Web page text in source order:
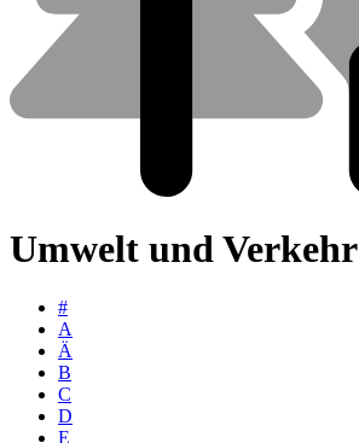
Umwelt und Verkehr
#
A
Ä
B
C
D
E